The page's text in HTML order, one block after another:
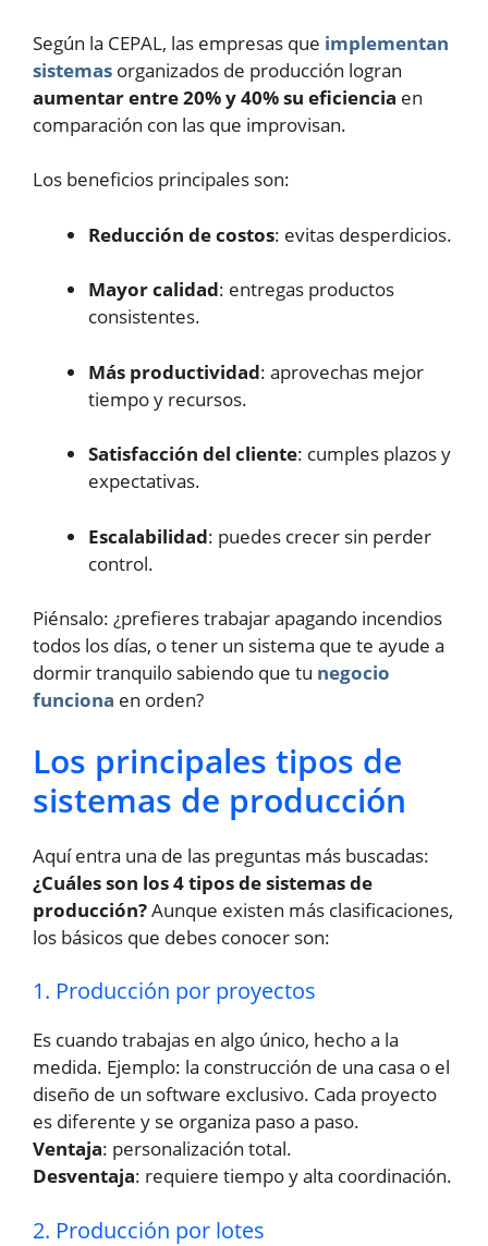
Según la CEPAL, las empresas que implementan
sistemas organizados de producción logran
aumentar entre 20% y 40% su eficiencia en
comparación con las que improvisan.
Los beneficios principales son:
Reducción de costos: evitas desperdicios.
Mayor calidad: entregas productos
consistentes.
Más productividad: aprovechas mejor
tiempo y recursos.
Satisfacción del cliente: cumples plazos y
expectativas.
Escalabilidad: puedes crecer sin perder
control.
Piénsalo: ¿prefieres trabajar apagando incendios
todos los días, o tener un sistema que te ayude a
dormir tranquilo sabiendo que tu negocio
funciona en orden?
Los principales tipos de
sistemas de producción
Aquí entra una de las preguntas más buscadas:
¿Cuáles son los 4 tipos de sistemas de
producción?Aunque existen más clasificaciones,
los básicos que debes conocer son:
1. Producción por proyectos
Es cuando trabajas en algo único, hecho a la
medida. Ejemplo: la construcción de una casa o el
diseño de un software exclusivo. Cada proyecto
es diferente y se organiza paso a paso.
Ventaja: personalización total.
Desventaja: requiere tiempo y alta coordinación.
2. Producción por lotes